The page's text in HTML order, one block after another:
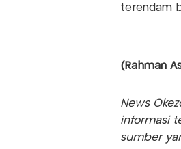
terendam
(Rahman
News
informasi
sumber